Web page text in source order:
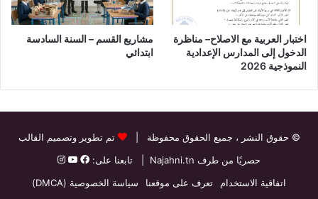
اختبار العربية مع الاصلاح– مناظرة
الدخول إلى المدارس الإعدادية
النموذجية 2026
مشاريع القسم – السنة السادسة
ابتدائي
© حقوق النشر ، جميع الحقوق محفوظة |
تم تطوير وتصميم القالب
حصريًا من طرف Najahni.tn | تابعنا على:
اتفاقية الاستخدام
تعرف على موقعنا سياسة الخصوصية (DMCA)